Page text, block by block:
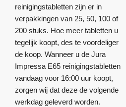
reinigingstabletten zijn er in
verpakkingen van 25, 50, 100 of
200 stuks. Hoe meer tabletten u
tegelijk koopt, des te voordeliger
de koop. Wanneer u de Jura
Impressa E65 reinigingstabletten
vandaag voor 16:00 uur koopt,
zorgen wij dat deze de volgende
werkdag geleverd worden.